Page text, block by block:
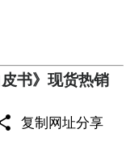
书》现货热销
复制网址分享